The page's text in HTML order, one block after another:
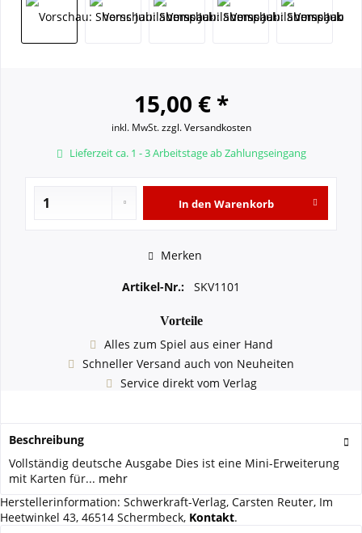
15,00 € *
inkl. MwSt.zzgl. Versandkosten
Lieferzeit ca. 1 - 3 Arbeitstage ab Zahlungseingang
In den Warenkorb
Merken
Artikel-Nr.: SKV1101
Vorteile
Alles zum Spiel aus einer Hand
Schneller Versand auch von Neuheiten
Service direkt vom Verlag
Beschreibung
Vollständig deutsche Ausgabe Dies ist eine Mini-Erweiterung
mit Karten für... mehr
Herstellerinformation: Schwerkraft-Verlag, Carsten Reuter, Im
Heetwinkel 43, 46514 Schermbeck, Kontakt.